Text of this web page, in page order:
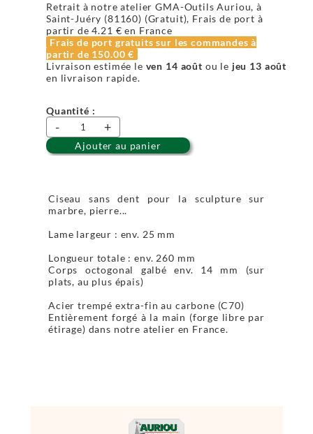
Retrait à notre atelier GMA-Outils Auriou, à
Saint-Juéry (81160) (Gratuit), Frais de port à
partir de4.21 € en France
Frais de port gratuits sur les commandes à
partir de 150.00 €
Livraison estimée le ven 14 août ou le jeu 13 août
en livraison rapide.
Quantité :
- +
Ajouter au panier
Ciseau sans dent pour la sculpture sur
marbre, pierre...
Lame largeur : env. 25 mm
Longueur totale : env. 260 mm
Corps octogonal galbé env. 14 mm (sur
plats, au plus épais)
Acier trempé extra-fin au carbone (C70)
Entièrement forgé à la main (forge libre par
étirage) dans notre atelier en France.